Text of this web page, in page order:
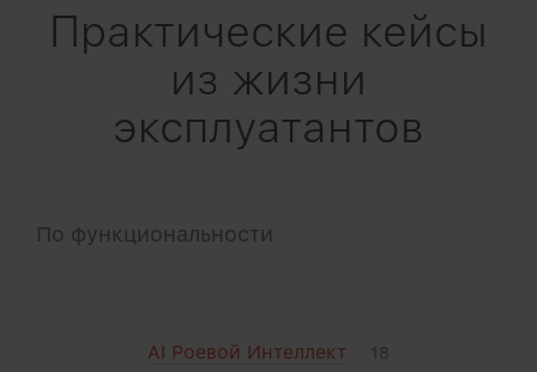
Практические кейсы
из жизни
эксплуатантов
По функциональности
AI Роевой Интеллект 18